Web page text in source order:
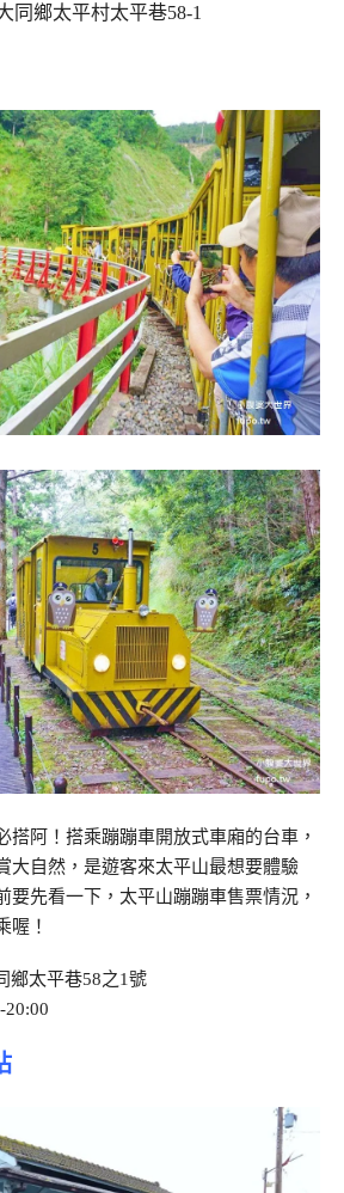
同鄉太平村太平巷58-1
搭阿！搭乘蹦蹦車開放式車廂的台車，
大自然，是遊客來太平山最想要體驗
要先看一下，太平山蹦蹦車售票情況，
喔！
鄉太平巷58之1號
20:00